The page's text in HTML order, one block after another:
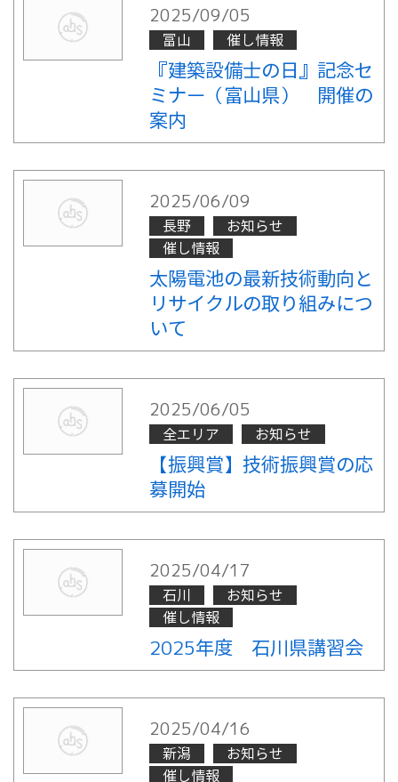
2025/09/05
富山 催し情報
『建築設備士の日』記念セ
ミナー（富山県） 開催の
案内
2025/06/09
長野
お知らせ
催し情報
太陽電池の最新技術動向と
リサイクルの取り組みにつ
いて
2025/06/05
全エリア お知らせ
【振興賞】技術振興賞の応
募開始
2025/04/17
石川 お知らせ
催し情報
2025年度 石川県講習会
2025/04/16
新潟
お知らせ
催し情報